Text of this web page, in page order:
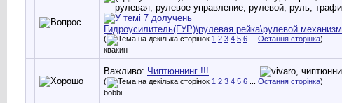
Гидроусилитель(ГУР)\рулевая рейка\рулевой механизм.
( 1 2 3 4 5 6 Остання сторінка)
квакин
Важливо: Чиптюннинг !!!
( 1 2 3 4 5 6 Остання сторінка)
bobbi